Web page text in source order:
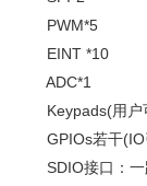
PWM*5
EINT *10
ADC*1
Keypads(用户
GPIOs若干(IO
SDIO接口：一